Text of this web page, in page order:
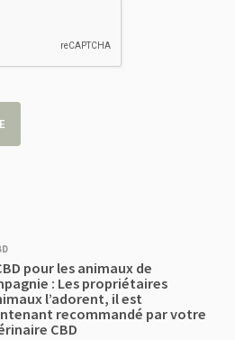
pour les animaux de
: Les propriétaires
l’adorent, il est
recommandé par votre
CBD